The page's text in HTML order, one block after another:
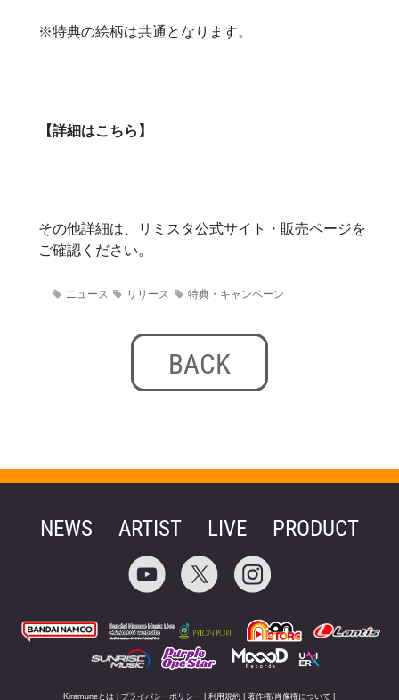
ニュース リリース 特典・キャンペーン
※特典の絵柄は共通となります。
【詳細はこちら】
その他詳細は、リミスタ公式サイト・販売ページを
ご確認ください。
BACK
NEWS ARTIST LIVE PRODUCT
Kiramuneとは |プライバシーポリシー |利用規約 |著作権/肖像権について